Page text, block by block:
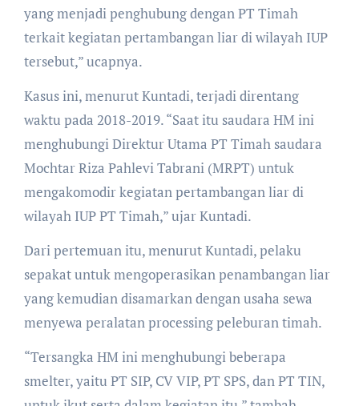
yang menjadi penghubung dengan PT Timah
terkait kegiatan pertambangan liar di wilayah IUP
tersebut,” ucapnya.
Kasus ini, menurut Kuntadi, terjadi direntang
waktu pada 2018-2019. “Saat itu saudara HM ini
menghubungi Direktur Utama PT Timah saudara
Mochtar Riza Pahlevi Tabrani (MRPT) untuk
mengakomodir kegiatan pertambangan liar di
wilayah IUP PT Timah,” ujar Kuntadi.
Dari pertemuan itu, menurut Kuntadi, pelaku
sepakat untuk mengoperasikan penambangan liar
yang kemudian disamarkan dengan usaha sewa
menyewa peralatan processing peleburan timah.
“Tersangka HM ini menghubungi beberapa
smelter, yaitu PT SIP, CV VIP, PT SPS, dan PT TIN,